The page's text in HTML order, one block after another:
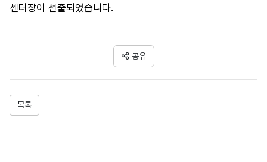
센터장이 선출되었습니다.
공유
목록